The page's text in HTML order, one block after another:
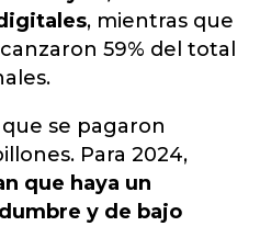
, mientras que
59% del total
se pagaron
Para 2024,
que haya un
y de bajo